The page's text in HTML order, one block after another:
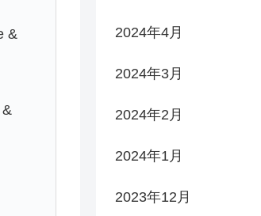
&
2024年4月
2024年3月
2024年2月
2024年1月
2023年12月